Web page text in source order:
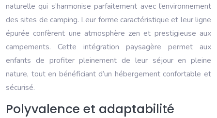
naturelle qui s’harmonise parfaitement avec l’environnement
des sites de camping. Leur forme caractéristique et leur ligne
épurée confèrent une atmosphère zen et prestigieuse aux
campements. Cette intégration paysagère permet aux
enfants de profiter pleinement de leur séjour en pleine
nature, tout en bénéficiant d’un hébergement confortable et
sécurisé.
Polyvalence et adaptabilité